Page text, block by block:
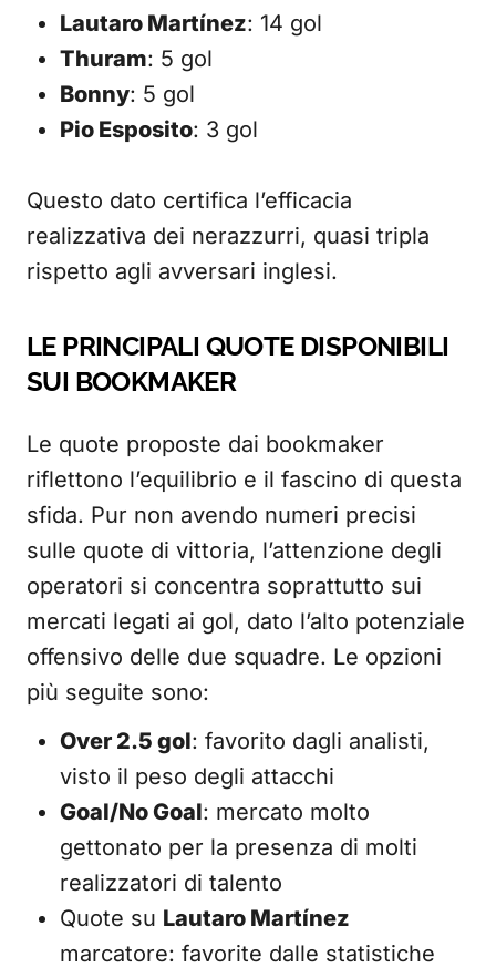
Lautaro Martínez: 14 gol
Thuram: 5 gol
Bonny: 5 gol
Pio Esposito: 3 gol
Questo dato certifica l’efficacia
realizzativa dei nerazzurri, quasi tripla
rispetto agli avversari inglesi.
LE PRINCIPALI QUOTE DISPONIBILI
SUI BOOKMAKER
Le quote proposte dai bookmaker
riflettono l’equilibrio e il fascino di questa
sfida. Pur non avendo numeri precisi
sulle quote di vittoria, l’attenzione degli
operatori si concentra soprattutto sui
mercati legati ai gol, dato l’alto potenziale
offensivo delle due squadre. Le opzioni
più seguite sono:
Over 2.5 gol: favorito dagli analisti,
visto il peso degli attacchi
Goal/No Goal: mercato molto
gettonato per la presenza di molti
realizzatori di talento
Quote su Lautaro Martínez
marcatore: favorite dalle statistiche